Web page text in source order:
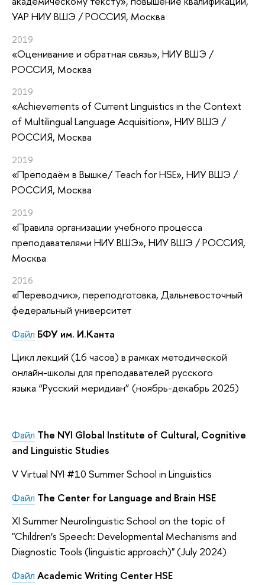
УАР НИУ ВШЭ / РОССИЯ, Москва
2019
«Оценивание и обратная связь», НИУ ВШЭ /
РОССИЯ, Москва
2019
«Achievements of Current Linguistics in the Context
of Multilingual Language Acquisition», НИУ ВШЭ /
РОССИЯ, Москва
2019
«Преподаём в Вышке/ Teach for HSE», НИУ ВШЭ /
РОССИЯ, Москва
2019
«Правила организации учебного процесса
преподавателями НИУ ВШЭ», НИУ ВШЭ / РОССИЯ,
Москва
2016
«Переводчик», переподготовка, Дальневосточный
федеральный университет
Файл БФУ им. И.Канта
Цикл лекций (16 часов) в рамках методической
онлайн-школы для преподавателей русского
языка “Русский меридиан” (ноябрь-декабрь 2025)
Файл The NYI Global Institute of Cultural, Cognitive
and Linguistic Studies
V Virtual NYI #10 Summer School in Linguistics
Файл The Center for Language and Brain HSE
XI Summer Neurolinguistic School on the topic of
"Children’s Speech: Developmental Mechanisms and
Diagnostic Tools (linguistic approach)" (July 2024)
Файл Academic Writing Center HSE